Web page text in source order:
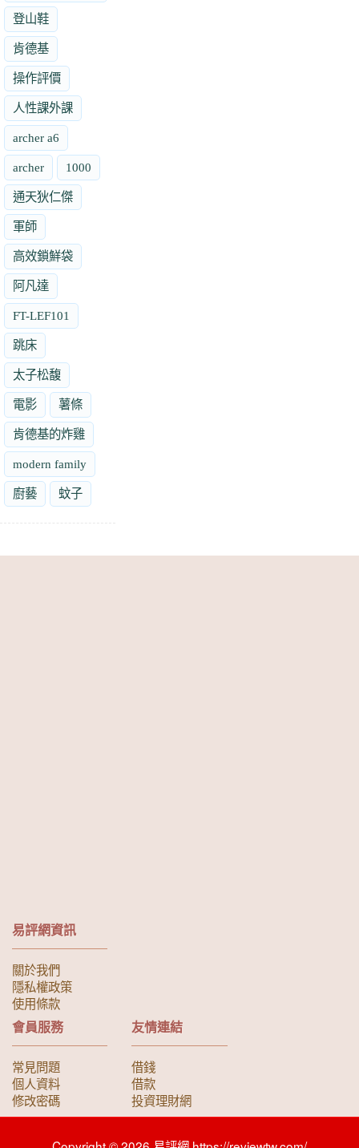
登山鞋
肯德基
操作評價
人性課外課
archer a6
archer 1000
通天狄仁傑
軍師
高效鎖鮮袋
阿凡達
FT-LEF101
跳床
太子松馥
電影 薯條
肯德基的炸雞
modern family
廚藝 蚊子
易評網資訊
關於我們
隱私權政策
使用條款
會員服務
常見問題
個人資料
修改密碼
友情連結
借錢
借款
投資理財網